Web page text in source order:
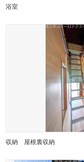
浴室
収納 屋根裏収納